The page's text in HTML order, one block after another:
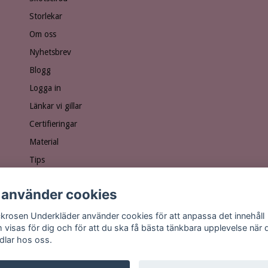
Storlekar
Om oss
Nyhetsbrev
Blogg
Logga in
Länkar vi gillar
Certifieringar
Material
Tips
Personuppgiftspolicy
Vanliga frågor
cookies
Underkläder använder cookies för att anpassa det innehåll
visas för dig och för att du ska få bästa tänkbara upplevelse när
hos oss.